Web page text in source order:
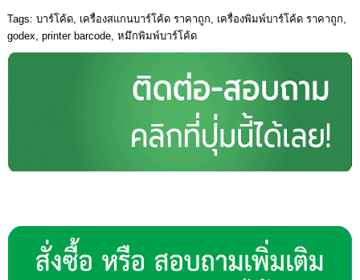
Tags: บาร์โค้ด, เครื่องสแกนบาร์โค้ด ราคาถูก, เครื่องพิมพ์บาร์โค้ด ราคาถูก,
godex, printer barcode, หมึกพิมพ์บาร์โค้ด